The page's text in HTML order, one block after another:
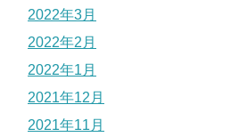
2022年3月
2022年2月
2022年1月
2021年12月
2021年11月